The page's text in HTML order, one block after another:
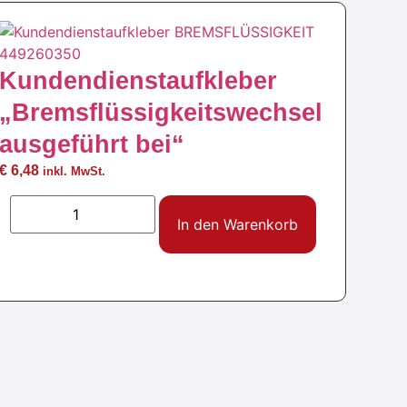
Kundendienstaufkleber
„Bremsflüssigkeitswechsel
ausgeführt bei“
€6,48 inkl. MwSt.
In den Warenkorb